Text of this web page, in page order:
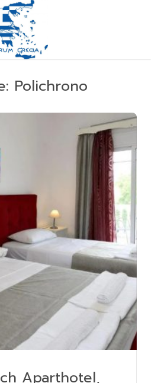
Polichrono
Aparthotel,